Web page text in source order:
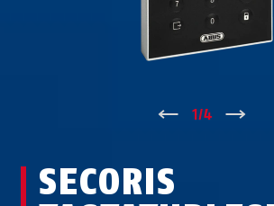
↑ 1/4
SECORIS